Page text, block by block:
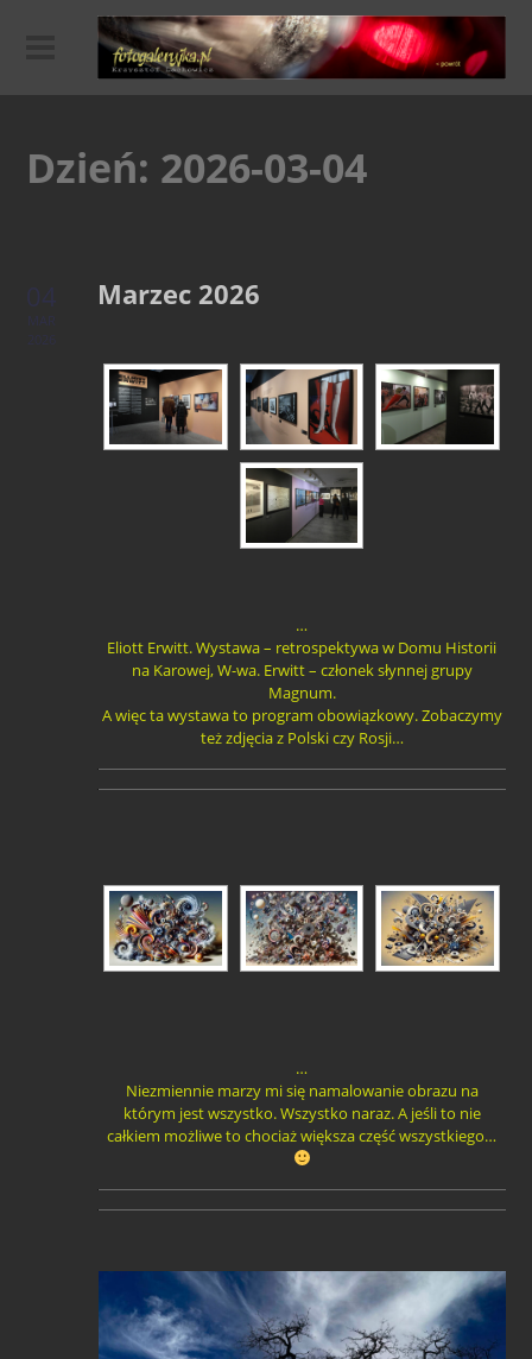
Dzień: 2026-03-04
04
MAR
2026
Marzec 2026
…
Eliott Erwitt. Wystawa – retrospektywa w Domu Historii
na Karowej, W-wa. Erwitt – członek słynnej grupy
Magnum.
A więc ta wystawa to program obowiązkowy. Zobaczymy
też zdjęcia z Polski czy Rosji…
…
Niezmiennie marzy mi się namalowanie obrazu na
którym jest wszystko. Wszystko naraz. A jeśli to nie
całkiem możliwe to chociaż większa część wszystkiego…